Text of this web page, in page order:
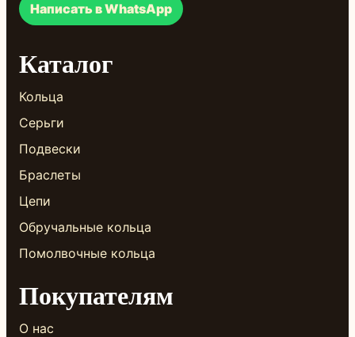
Написать в WhatsApp
Каталог
Кольца
Серьги
Подвески
Браслеты
Цепи
Обручальные кольца
Помолвочные кольца
Покупателям
О нас